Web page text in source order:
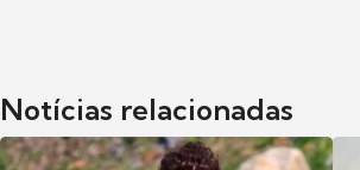
Notícias relacionadas